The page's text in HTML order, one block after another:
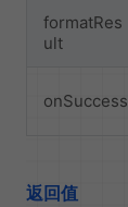
formatRes
ult
onSuccess
返回值